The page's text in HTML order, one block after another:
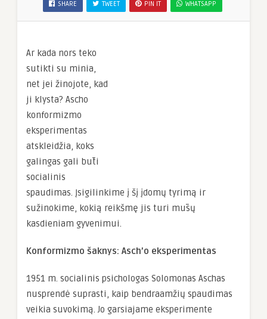
SHARE TWEET PIN IT WHATSAPP
Ar kada nors teko
sutikti su minia,
net jei žinojote, kad
ji klysta? Ascho
konformizmo
eksperimentas
atskleidžia, koks
galingas gali būti
socialinis
spaudimas. Įsigilinkime į šį įdomų tyrimą ir
sužinokime, kokią reikšmę jis turi mūsų
kasdieniam gyvenimui.
Konformizmo šaknys: Asch’o eksperimentas
1951 m. socialinis psichologas Solomonas Aschas
nusprendė suprasti, kaip bendraamžių spaudimas
veikia suvokimą. Jo garsiajame eksperimente